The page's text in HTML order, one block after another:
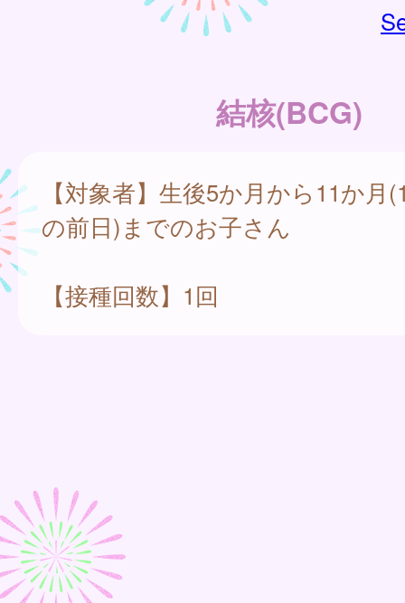
結核(BCG)
【対象者】生後5か月から11か月
の前日)までのお子さん
【接種回数】1回